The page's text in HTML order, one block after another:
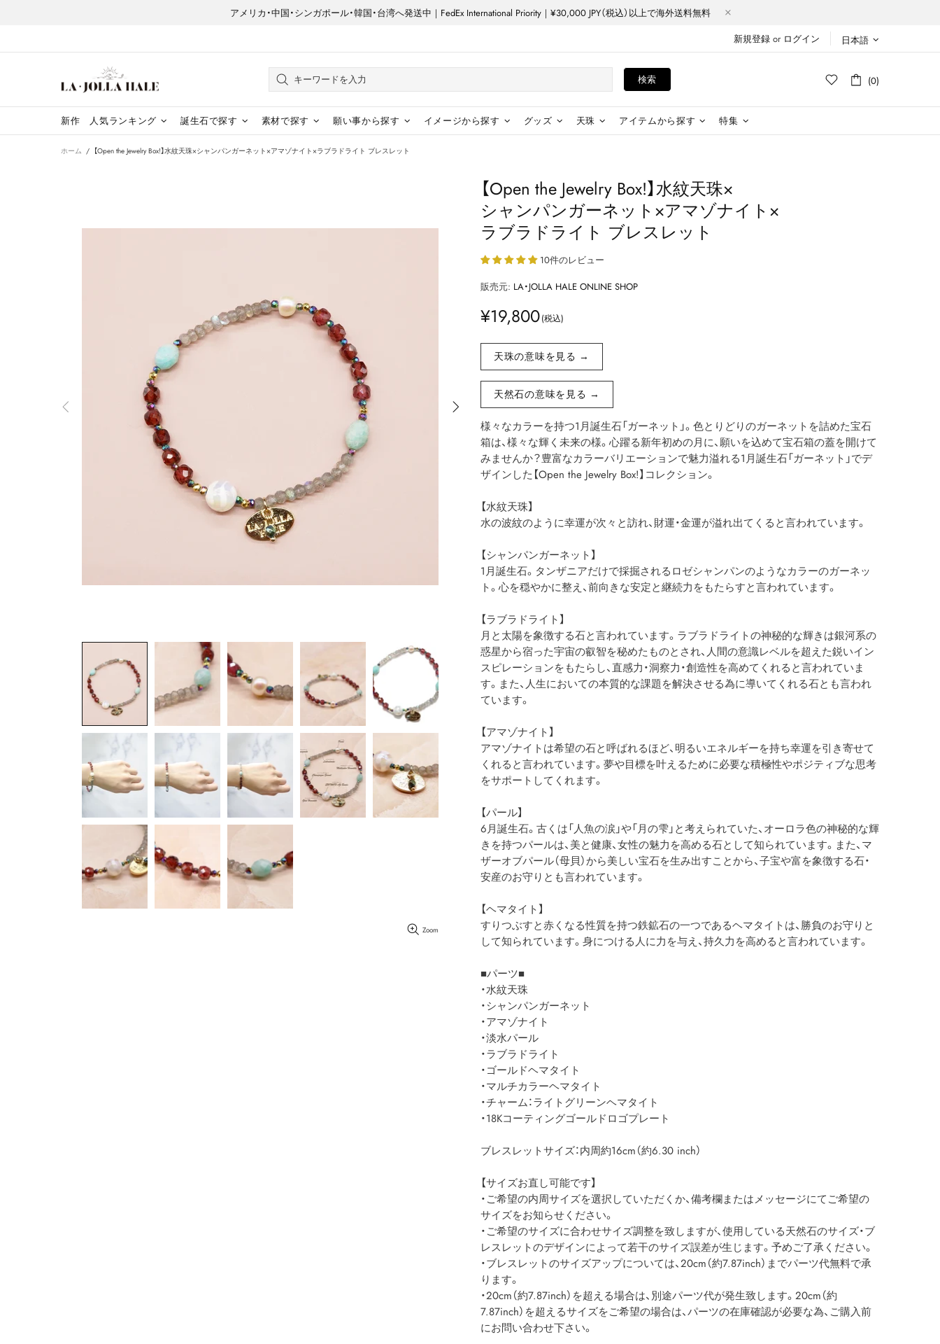
アメリカ・中国・シンガポール・韓国・台湾へ発送中｜FedEx International Priority｜¥30,000 JPY（税込）以上で海外送料無料
新規登録 or ログイン 日本語
検索 (0)
新作 人気ランキング 誕生石で探す 素材で探す 願い事から探す イメージから探す グッズ 天珠 アイテムから探す 特集
ホーム 【Open the Jewelry Box!】水紋天珠×シャンパンガーネット×アマゾナイト×ラブラドライト ブレスレット
Zoom
【Open the Jewelry Box!】​水紋天珠×
シャンパンガーネット×アマゾナイト×
ラブラドライト ブレスレット
10件のレビュー
販売元: LA・JOLLA HALE ONLINE SHOP
¥19,800
天珠の意味を見る →
天然石の意味を見る →
様々なカラーを持つ1月誕生石「ガーネット」。色とりどりのガーネットを詰めた宝石
箱は、様々な輝く未来の様。心躍る新年初めの月に、願いを込めて宝石箱の蓋を開けて
みませんか？豊富なカラーバリエーションで魅力溢れる1月誕生石「ガーネット」でデ
ザインした【Open the Jewelry Box!】コレクション。
【水紋天珠】
水の波紋のように幸運が次々と訪れ、財運・金運が溢れ出てくると言われています。
【シャンパンガーネット】
1月誕生石。タンザニアだけで採掘されるロゼシャンパンのようなカラーのガーネッ
ト。心を穏やかに整え、前向きな安定と継続力をもたらすと言われています。
【ラブラドライト】
月と太陽を象徴する石と言われています。ラブラドライトの神秘的な輝きは銀河系の
惑星から宿った宇宙の叡智を秘めたものとされ、人間の意識レベルを超えた鋭いイン
スピレーションをもたらし、直感力・洞察力・創造性を高めてくれると言われていま
す。また、人生においての本質的な課題を解決させる為に導いてくれる石とも言われ
ています。
【アマゾナイト】
アマゾナイトは希望の石と呼ばれるほど、明るいエネルギーを持ち幸運を引き寄せて
くれると言われています。夢や目標を叶えるために必要な積極性やポジティブな思考
をサポートしてくれます。
【パール】
6月誕生石。古くは「人魚の涙」や「月の雫」と考えられていた、オーロラ色の神秘的な輝
きを持つパールは、美と健康、女性の魅力を高める石として知られています。また、マ
ザーオブパール（母貝）から美しい宝石を生み出すことから、子宝や富を象徴する石・
安産のお守りとも言われています。
【ヘマタイト】
すりつぶすと赤くなる性質を持つ鉄鉱石の一つであるヘマタイトは、勝負のお守りと
して知られています。身につける人に力を与え、持久力を高めると言われています。
■パーツ■
・水紋天珠
・シャンパンガーネット
・アマゾナイト
・淡水パール
・ラブラドライト
・ゴールドヘマタイト
・マルチカラーヘマタイト
・チャーム：ライトグリーンヘマタイト
・18Kコーティングゴールドロゴプレート
ブレスレットサイズ：内周約16cm（約6.30 inch）
【サイズお直し可能です】
・ご希望の内周サイズを選択していただくか、備考欄またはメッセージにてご希望の
サイズをお知らせください。
・ご希望のサイズに合わせサイズ調整を致しますが、使用している天然石のサイズ・ブ
レスレットのデザインによって若干のサイズ誤差が生じます。予めご了承ください。
・ブレスレットのサイズアップについては、20cm（約7.87inch）までパーツ代無料で承
ります。
・20cm（約7.87inch）を超える場合は、別途パーツ代が発生致します。20cm（約
7.87inch）を超えるサイズをご希望の場合は、パーツの在庫確認が必要な為、ご購入前
にお問い合わせ下さい。